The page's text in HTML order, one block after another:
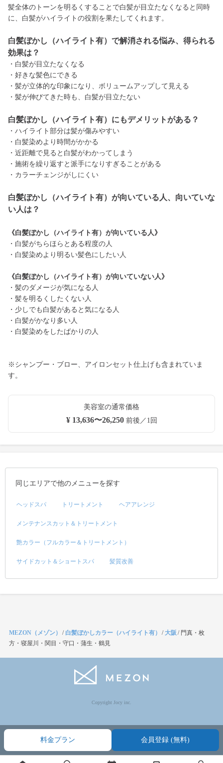
髪全体のトーンを明るくすることで白髪が目立たなくなると同時
に、白髪がハイライトの役割を果たしてくれます。
白髪ぼかし（ハイライト有）で解消される悩み、得られる
効果は？
・白髪が目立たなくなる
・好きな髪色にできる
・髪が立体的な印象になり、ボリュームアップして見える
・髪が伸びてきた時も、白髪が目立たない
白髪ぼかし（ハイライト有）にもデメリットがある？
・ハイライト部分は髪が傷みやすい
・白髪染めより時間がかかる
・近距離で見ると白髪がわかってしまう
・施術を繰り返すと派手になりすぎることがある
・カラーチェンジがしにくい
白髪ぼかし（ハイライト有）が向いている人、向いていな
い人は？
《白髪ぼかし（ハイライト有）が向いている人》
・白髪がちらほらとある程度の人
・白髪染めより明るい髪色にしたい人
《白髪ぼかし（ハイライト有）が向いていない人》
・髪のダメージが気になる人
・髪を明るくしたくない人
・少しでも白髪があると気になる人
・白髪がかなり多い人
・白髪染めをしたばかりの人
※シャンプー・ブロー、アイロンセット仕上げも含まれていま
す。
美容室の通常価格
¥ 13,636〜26,250前後／1回
同じエリアで他のメニューを探す
ヘッドスパ トリートメント ヘアアレンジ
メンテナンスカット＆トリートメント
艶カラー（フルカラー＆トリートメント）
サイドカット＆ショートスパ 髪質改善
料金プラン 会員登録 (無料)
MEZON（メゾン） / 白髪ぼかしカラー（ハイライト有） /大阪 / 門真・枚
方・寝屋川・関目・守口・蒲生・鶴見
Copyright Jocy inc.